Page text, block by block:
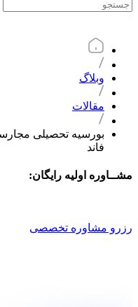
وبلاگ
مقالات
فاند
مشــاوره اولیه رایگان:
رزرو مشاوره تخصصی